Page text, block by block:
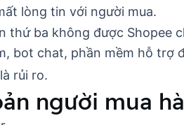
lòng tin với người mua.
thứ ba không được Shopee
bot chat, phần mềm hỗ trợ
rủi ro.
người mua